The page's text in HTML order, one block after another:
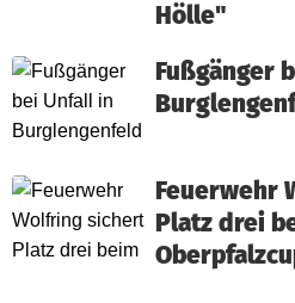
Hölle"
Fußgänger
Feuerwehr
Platz drei